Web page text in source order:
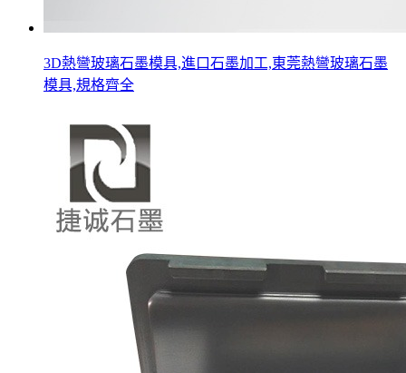
3D熱彎玻璃石墨模具,進口石墨加工,東莞熱彎玻璃石墨
模具,規格齊全